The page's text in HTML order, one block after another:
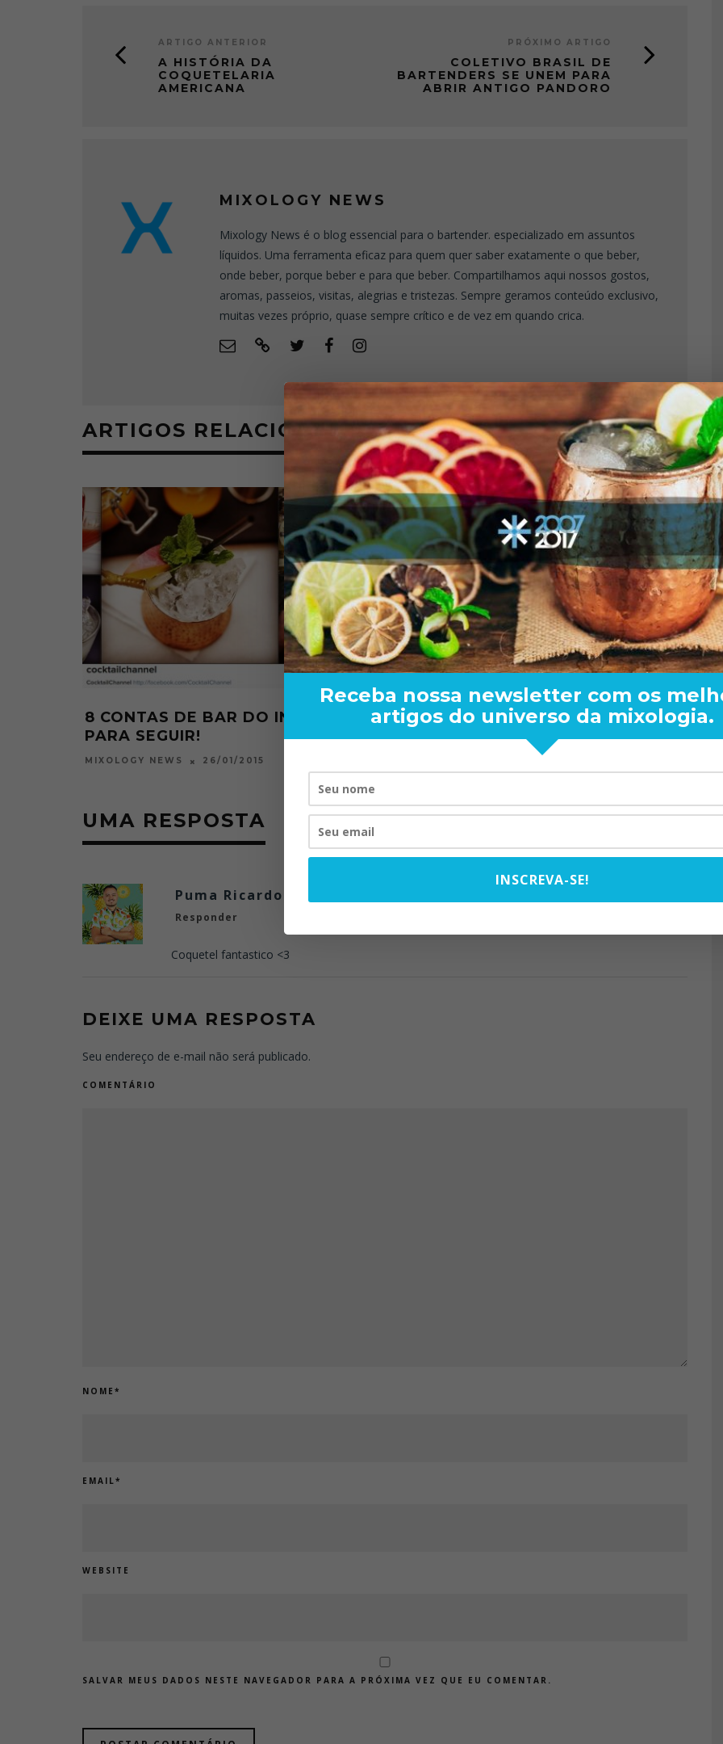
ARTIGO ANTERIOR
A HISTÓRIA DA
COQUETELARIA
AMERICANA
PRÓXIMO ARTIGO
COLETIVO BRASIL DE
BARTENDERS SE UNEM PARA
ABRIR ANTIGO PANDORO
MIXOLOGY NEWS
Mixology News é o blog essencial para o bartender. especializado em assuntos
líquidos. Uma ferramenta eficaz para quem quer saber exatamente o que beber,
onde beber, porque beber e para que beber. Compartilhamos aqui nossos gostos,
aromas, passeios, visitas, alegrias e tristezas. Sempre geramos conteúdo exclusivo,
muitas vezes próprio, quase sempre crítico e de vez em quando crica.
ARTIGOS RELACIONADOS
8 CONTAS DE BAR DO INSTAGRAM
PARA SEGUIR!
MIXOLOGY NEWS 26/01/2015
THIAGO TOALHA – CONHEÇA SEU
BARTENDER
E
UMA RESPOSTA
Puma Ricardo
Responder
Coquetel fantastico <3
DEIXE UMA RESPOSTA
Seu endereço de e-mail não será publicado.
COMENTÁRIO
NOME *
EMAIL *
WEBSITE
SALVAR MEUS DADOS NESTE NAVEGADOR PARA A PRÓXIMA VEZ QUE EU COMENTAR.
RAND BARTENDER: DE
VISTA PARA O MUNDO
Receba nossa newsletter com os
artigos do universo da mixologia.
INSCREVA-SE!